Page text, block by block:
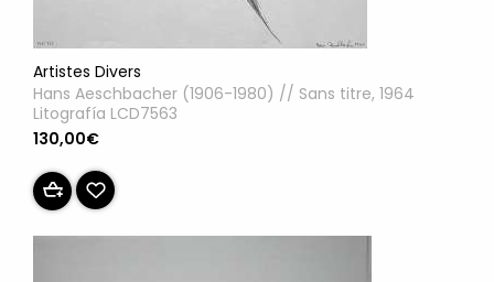
Artistes Divers
Hans Aeschbacher (1906-1980) // Sans titre, 1964
Litografía LCD7563
130,00€